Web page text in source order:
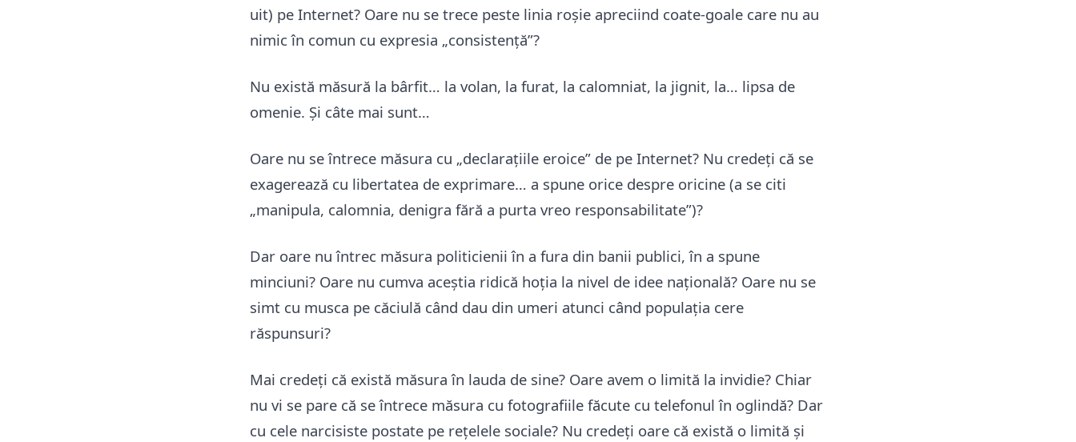
uit) pe Internet? Oare nu se trece peste linia roșie apreciind coate-goale care nu au
nimic în comun cu expresia „consistență”?
Nu există măsură la bârfit… la volan, la furat, la calomniat, la jignit, la… lipsa de
omenie. Și câte mai sunt…
Oare nu se întrece măsura cu „declarațiile eroice” de pe Internet? Nu credeți că se
exagerează cu libertatea de exprimare… a spune orice despre oricine (a se citi
„manipula, calomnia, denigra fără a purta vreo responsabilitate”)?
Dar oare nu întrec măsura politicienii în a fura din banii publici, în a spune
minciuni? Oare nu cumva aceștia ridică hoția la nivel de idee națională? Oare nu se
simt cu musca pe căciulă când dau din umeri atunci când populația cere
răspunsuri?
Mai credeți că există măsura în lauda de sine? Oare avem o limită la invidie? Chiar
nu vi se pare că se întrece măsura cu fotografiile făcute cu telefonul în oglindă? Dar
cu cele narcisiste postate pe rețelele sociale? Nu credeți oare că există o limită și